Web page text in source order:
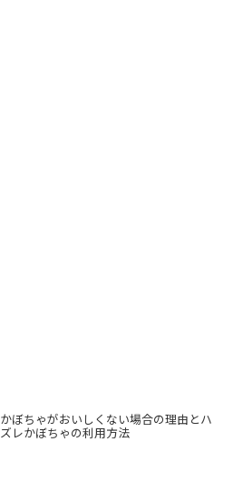
かぼちゃがおいしくない場合の理由とハ
ズレかぼちゃの利用方法